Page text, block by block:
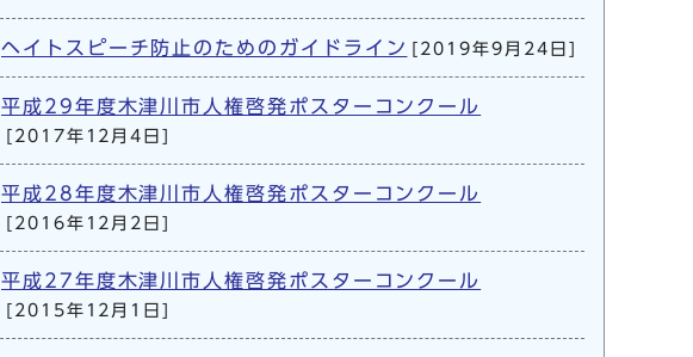
ヘイトスピーチ防止のためのガイドライン [2019年9月24日]
平成29年度木津川市人権啓発ポスターコンクール
[2017年12月4日]
平成28年度木津川市人権啓発ポスターコンクール
[2016年12月2日]
平成27年度木津川市人権啓発ポスターコンクール
[2015年12月1日]